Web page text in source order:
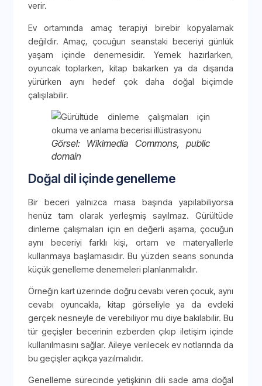
verir.
Ev ortamında amaç terapiyi birebir kopyalamak
değildir. Amaç, çocuğun seanstaki beceriyi günlük
yaşam içinde denemesidir. Yemek hazırlarken,
oyuncak toplarken, kitap bakarken ya da dışarıda
yürürken aynı hedef çok daha doğal biçimde
çalışılabilir.
Görsel: Wikimedia Commons, public
domain
Doğal dil içinde genelleme
Bir beceri yalnızca masa başında yapılabiliyorsa
henüz tam olarak yerleşmiş sayılmaz. Gürültüde
dinleme çalışmaları için en değerli aşama, çocuğun
aynı beceriyi farklı kişi, ortam ve materyallerle
kullanmaya başlamasıdır. Bu yüzden seans sonunda
küçük genelleme denemeleri planlanmalıdır.
Örneğin kart üzerinde doğru cevabı veren çocuk, aynı
cevabı oyuncakla, kitap görseliyle ya da evdeki
gerçek nesneyle de verebiliyor mu diye bakılabilir. Bu
tür geçişler becerinin ezberden çıkıp iletişim içinde
kullanılmasını sağlar. Aileye verilecek ev notlarında da
bu geçişler açıkça yazılmalıdır.
Genelleme sürecinde yetişkinin dili sade ama doğal